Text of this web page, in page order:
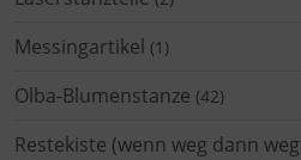
Messingartikel (1)
Olba-Blumenstanze (42)
Restekiste (wenn weg dann